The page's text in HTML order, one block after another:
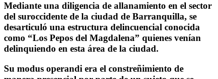
Mediante una diligencia de allanamiento en el sector
del suroccidente de la ciudad de Barranquilla, se
desarticuló una estructura delincuencial conocida
como “Los Pepos del Magdalena” quienes venían
delinquiendo en esta área de la ciudad.
Su modus operandi era el constreñimiento de